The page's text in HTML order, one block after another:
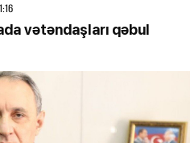
vətəndaşları qəbul